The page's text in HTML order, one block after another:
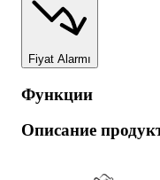
Fiyat Alarmı
Функции
Описание